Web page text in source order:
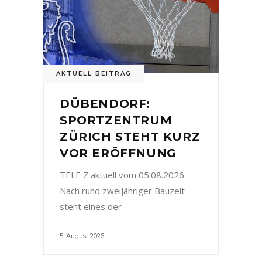
AKTUELL BEITRAG
DÜBENDORF:
SPORTZENTRUM
ZÜRICH STEHT KURZ
VOR ERÖFFNUNG
TELE Z aktuell vom 05.08.2026:
Nach rund zweijähriger Bauzeit
steht eines der
5. August 2026